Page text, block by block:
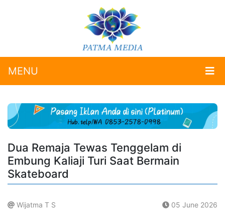
MENU
Dua Remaja Tewas Tenggelam di
Embung Kaliaji Turi Saat Bermain
Skateboard
Wijatma T S 05 June 2026